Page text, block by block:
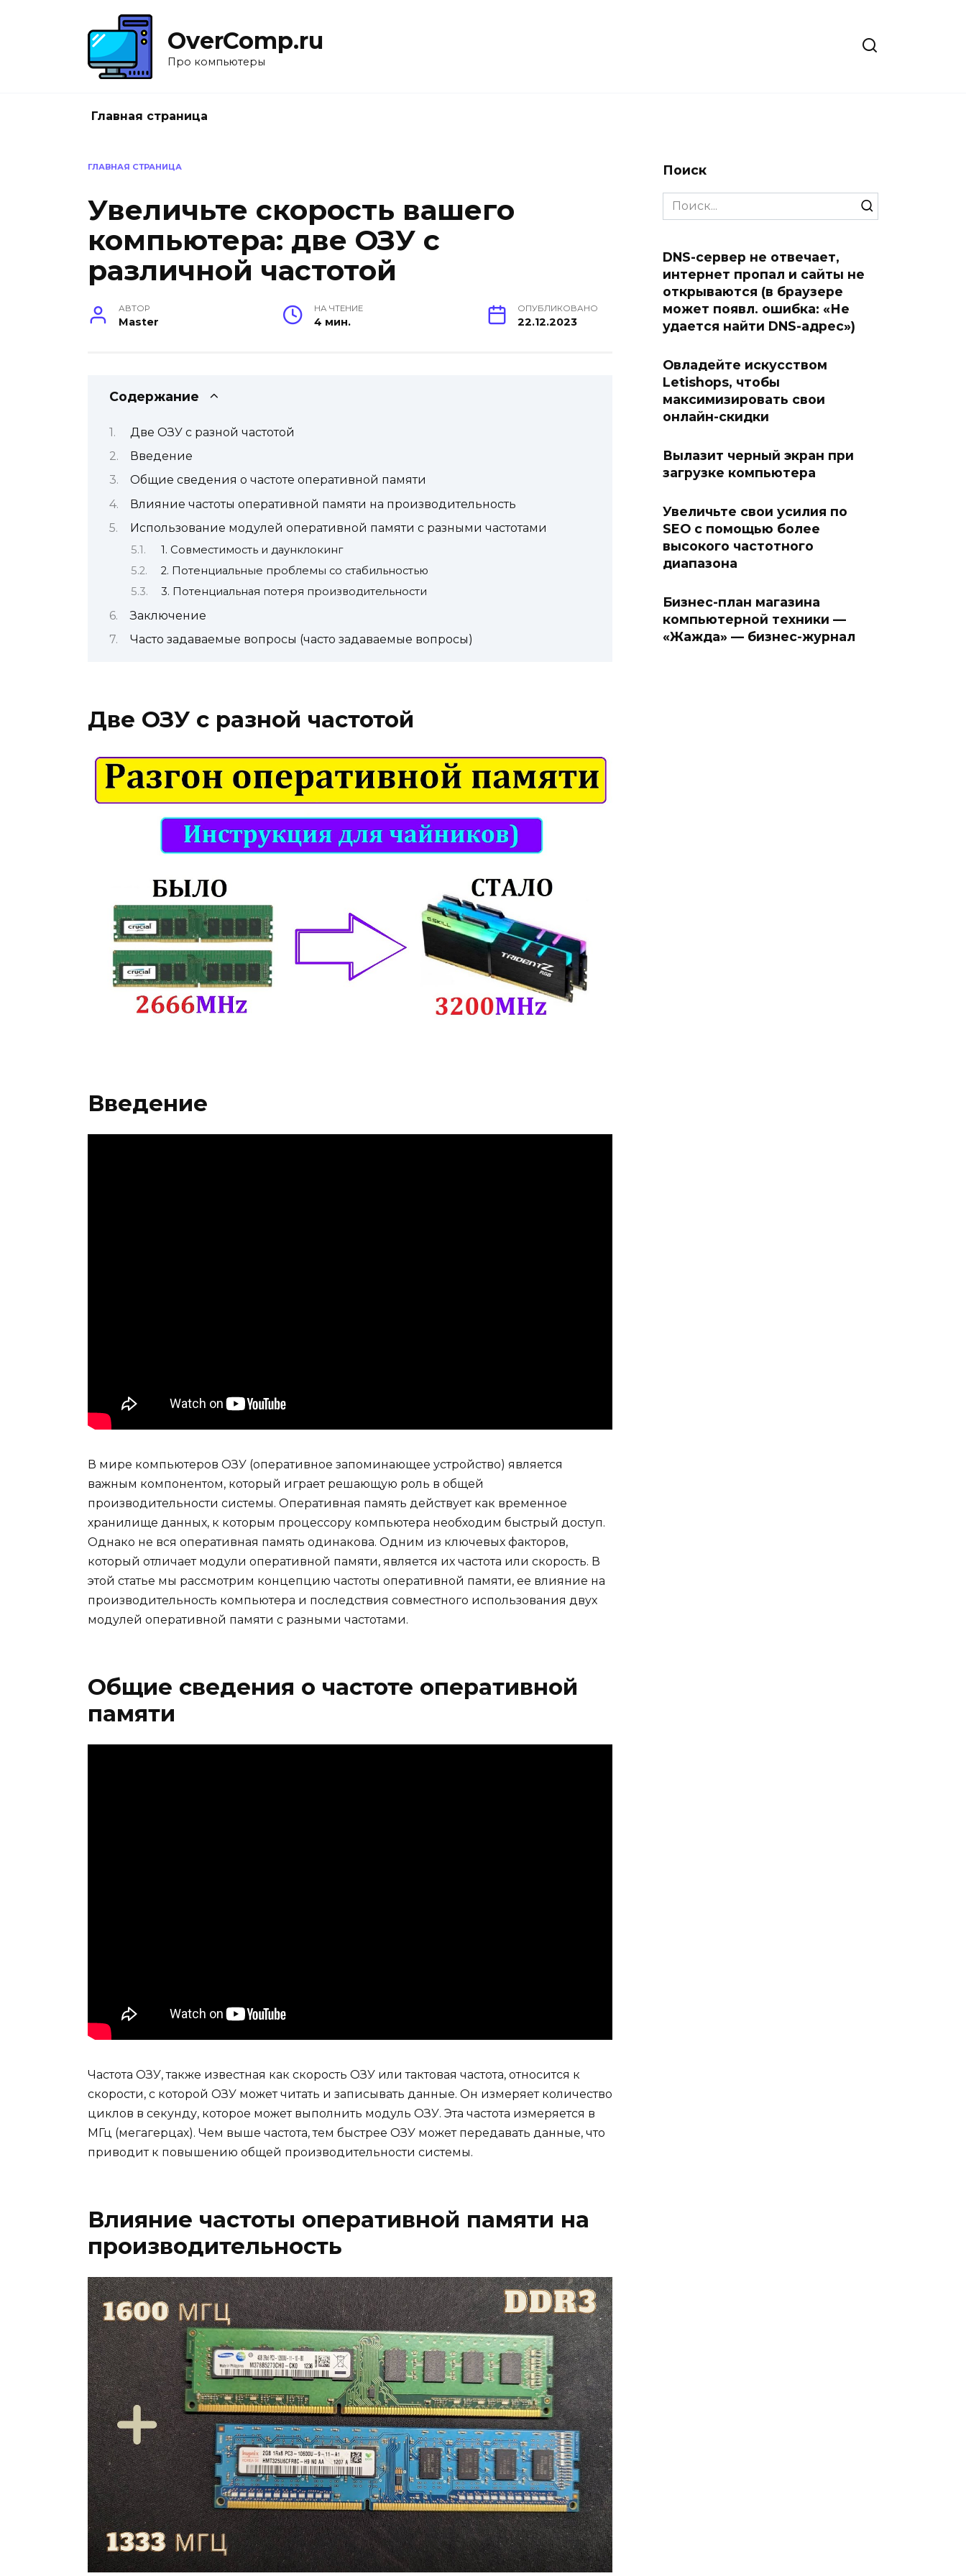
OverComp.ru
Про компьютеры
Главная страница
ГЛАВНАЯ СТРАНИЦА
Увеличьте скорость вашего
компьютера: две ОЗУ с
различной частотой
АВТОР
Master
НА ЧТЕНИЕ
4 мин.
ОПУБЛИКОВАНО
22.12.2023
Содержание
Две ОЗУ с разной частотой
Введение
Общие сведения о частоте оперативной памяти
Влияние частоты оперативной памяти на производительность
Использование модулей оперативной памяти с разными частотами
1. Совместимость и даунклокинг
2. Потенциальные проблемы со стабильностью
3. Потенциальная потеря производительности
Заключение
Часто задаваемые вопросы (часто задаваемые вопросы)
Две ОЗУ с разной частотой
Введение
В мире компьютеров ОЗУ (оперативное запоминающее устройство) является
важным компонентом, который играет решающую роль в общей
производительности системы. Оперативная память действует как временное
хранилище данных, к которым процессору компьютера необходим быстрый доступ.
Однако не вся оперативная память одинакова. Одним из ключевых факторов,
который отличает модули оперативной памяти, является их частота или скорость. В
этой статье мы рассмотрим концепцию частоты оперативной памяти, ее влияние на
производительность компьютера и последствия совместного использования двух
модулей оперативной памяти с разными частотами.
Общие сведения о частоте оперативной
памяти
Частота ОЗУ, также известная как скорость ОЗУ или тактовая частота, относится к
скорости, с которой ОЗУ может читать и записывать данные. Он измеряет количество
циклов в секунду, которое может выполнить модуль ОЗУ. Эта частота измеряется в
МГц (мегагерцах). Чем выше частота, тем быстрее ОЗУ может передавать данные, что
приводит к повышению общей производительности системы.
Влияние частоты оперативной памяти на
производительность
Поиск
Search
for:
DNS-сервер не отвечает,
интернет пропал и сайты не
открываются (в браузере
может появл. ошибка: «Не
удается найти DNS-адрес»)
Овладейте искусством
Letishops, чтобы
максимизировать свои
онлайн-скидки
Вылазит черный экран при
загрузке компьютера
Увеличьте свои усилия по
SEO с помощью более
высокого частотного
диапазона
Бизнес-план магазина
компьютерной техники —
«Жажда» — бизнес-журнал